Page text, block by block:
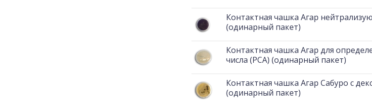
Контактная чашка Агар
(одинарный пакет)
Контактная чашка Агар для
числа (PCA) (одинарный пакет)
Контактная чашка Агар Сабуро с
(одинарный пакет)